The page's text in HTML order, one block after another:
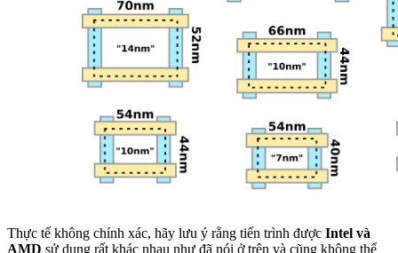
Thực tế không chính xác, hãy lưu ý rằng tiến trình được Intel và
AMD sử dụng rất khác nhau như đã nói ở trên và cũng không thể